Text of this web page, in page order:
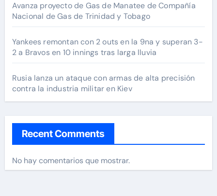
Avanza proyecto de Gas de Manatee de Compañía
Nacional de Gas de Trinidad y Tobago
Yankees remontan con 2 outs en la 9na y superan 3-
2 a Bravos en 10 innings tras larga lluvia
Rusia lanza un ataque con armas de alta precisión
contra la industria militar en Kiev
Recent Comments
No hay comentarios que mostrar.